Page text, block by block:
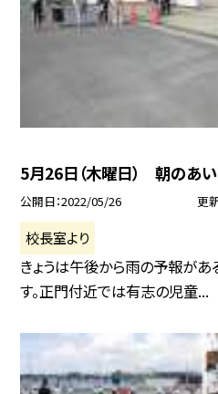
5月26日（木曜日） 朝のあ
公開日 2022/05/26 更
校長室より
きょうは午後から雨の予報があ
す。正門付近では有志の児童...